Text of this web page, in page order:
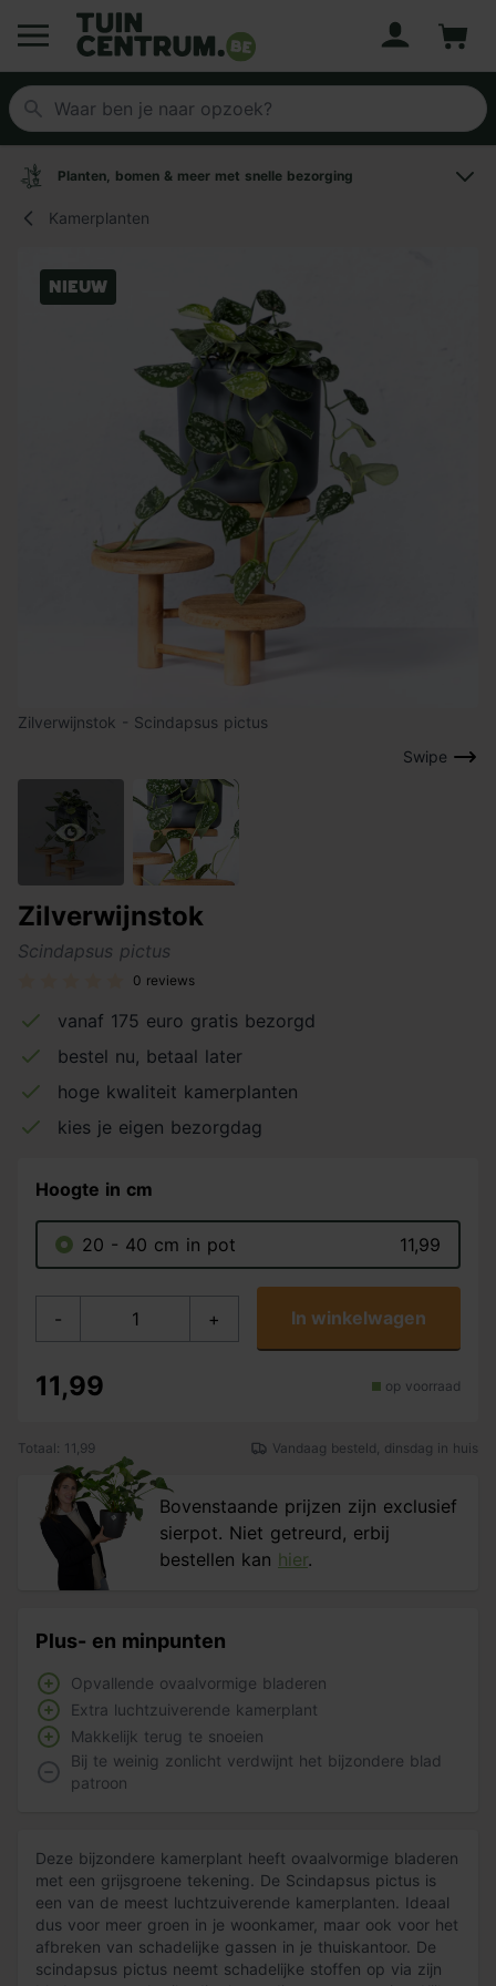
Logo Tuincentrum.be
Planten, bomen & meer met snelle bezorging
Kamerplanten
Swipe
Nieuw
Zilverwijnstok - Scindapsus pictus
Zilverwijnstok
Scindapsus pictus
0 reviews
vanaf 175 euro gratis bezorgd
bestel nu, betaal later
hoge kwaliteit kamerplanten
kies je eigen bezorgdag
Hoogte in cm
20 - 40 cm in pot 11,99
- + In winkelwagen
11,99 op voorraad
Totaal: 11,99 Vandaag besteld, dinsdag in huis
Bovenstaande prijzen zijn exclusief
sierpot. Niet getreurd, erbij
bestellen kan hier.
Plus- en minpunten
Opvallende ovaalvormige bladeren
Extra luchtzuiverende kamerplant
Makkelijk terug te snoeien
Bij te weinig zonlicht verdwijnt het bijzondere blad
patroon
Deze bijzondere kamerplant heeft ovaalvormige bladeren
met een grijsgroene tekening. De Scindapsus pictus is
een van de meest luchtzuiverende kamerplanten. Ideaal
dus voor meer groen in je woonkamer, maar ook voor het
afbreken van schadelijke gassen in je thuiskantoor. De
scindapsus pictus neemt schadelijke stoffen op via zijn